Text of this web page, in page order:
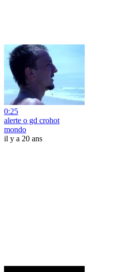
0:25
alerte o gd crohot
mondo
il y a 20 ans